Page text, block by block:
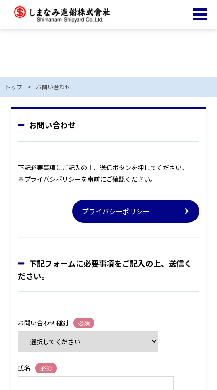
トップ お問い合わせ
お問い合わせ
下記必要事項にご記入の上、送信ボタンを押してください。
※プライバシポリシーを事前にご確認ください。
プライバシーポリシー
下記フォームに必要事項をご記入の上、送信く
ださい。
お問い合わせ種別 必須
氏名 必須